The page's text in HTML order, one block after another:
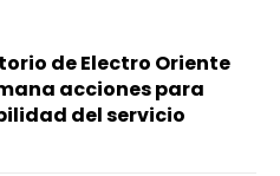
de Electro Oriente
acciones para
del servicio